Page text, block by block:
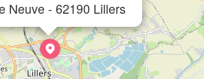
Neuve - 62190 Lillers